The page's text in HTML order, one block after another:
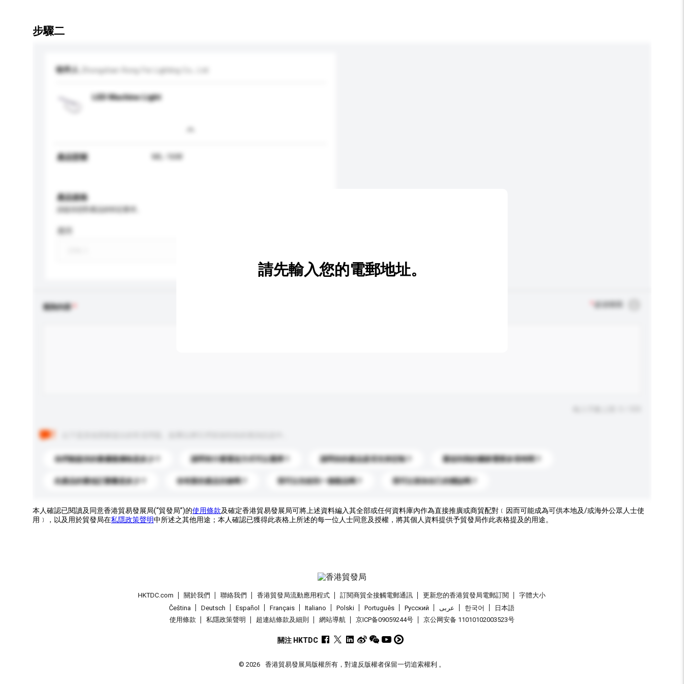
步驟二
收件人 Zhongshan Rong Fei Lighting Co., Ltd
LED Machine Light
產品型號 ML-16W
產品規格
查詢內容
你們能提供的最優惠價格是多少？ 請問有什麼運送方式可以選擇？ 請問你的產品是否支持定制？ 運送到我的國家需要多長時間？
此產品的最低訂購量是多少？ 你有新的產品目錄嗎？ 我可以先收到一個樣品嗎？ 我可以添加自己的標誌嗎？
請先輸入您的電郵地址。
本人確認已閱讀及同意香港貿易發展局(“貿發局”)的使用條款及確定香港貿易發展局可將上述資料編入其全部或任何資料庫內作為直接推廣或商貿配對﹝因而可能成為可供本地及/或海外公眾人士使
用﹞，以及用於貿發局在私隱政策聲明中所述之其他用途；本人確認已獲得此表格上所述的每一位人士同意及授權，將其個人資料提供予貿發局作此表格提及的用途。
HKTDC.com 關於我們 聯絡我們 香港貿發局流動應用程式 訂閱商貿全接觸電郵通訊 更新您的香港貿發局電郵訂閱
字體大小
Čeština
Deutsch Español Français Italiano Polski Português Pусский عربى 한국어
日本語
使用條款
私隱政策聲明 超連結條款及細則 網站導航 京ICP备09059244号 京公网安备 11010102003523号
關注 HKTDC
© 2026 香港貿易發展局版權所有，對違反版權者保留一切追索權利 。